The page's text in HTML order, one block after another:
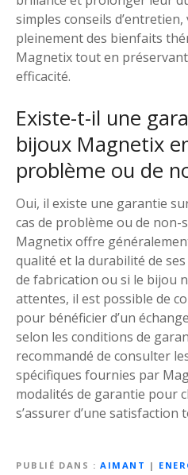
simples conseils
pleinement des bienfaits
Magnetix tout en
efficacité.
Existe-t-il une
bijoux Magnetix
problème ou de
Oui, il existe une garantie
cas de problème ou de non-
Magnetix offre
qualité et la durabilité de
de fabrication ou si le bijou
attentes, il est possible de
pour bénéficier d’un
selon les conditions de
recommandé de consulter
spécifiques fournies par
modalités de garantie pour
s’assurer d’une satisfaction
PUBLIÉ DANS AIMANT |